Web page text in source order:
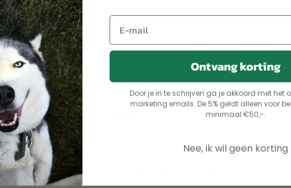
met hardscape zoals stenen of hout.
aquariumplanten
binnen 24 uurna ontvangst:
oplossing, zoals een kortingscode of creditering.
Ontvang korting
Door je in te schrijven ga je akkoord met het
marketing emails. De 5% geldt alleen voor
minimaal €50,-.
Nee, ik wil geen korting